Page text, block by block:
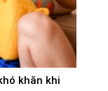
khăn khi